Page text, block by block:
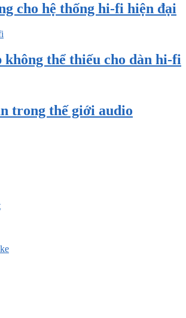
cho hệ thống hi-fi hiện đại
thể thiếu cho dàn hi-fi
trong thế giới audio